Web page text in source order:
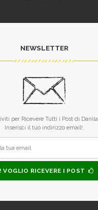
NEWSLETTER
per Ricevere Tutti i Post di Danila
Inserisci il tuo indirizzo email!.
VOGLIO RICEVERE I POST